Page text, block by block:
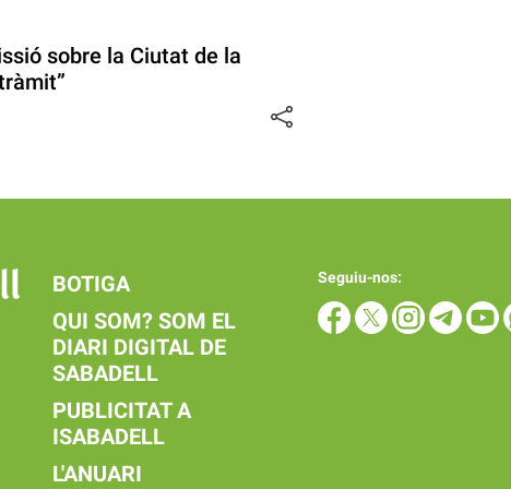
sobre la Ciutat de la
BOTIGA
QUI SOM? SOM EL
DIARI DIGITAL DE
SABADELL
PUBLICITAT A
ISABADELL
L'ANUARI
Seguiu-nos: